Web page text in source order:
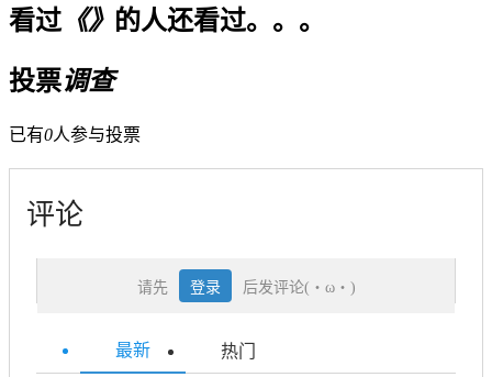
看过《》 的人还看过。。。
投票调查
已有0人参与投票
评论
请先 登录 后发评论(・ω・)
最新 热门